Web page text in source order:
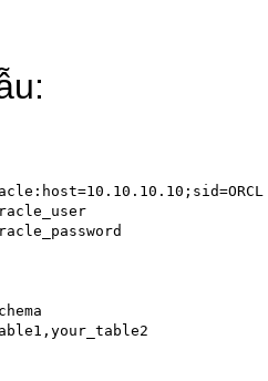
host=10.10 . 10.10 ;sid=ORCL